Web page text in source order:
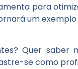
para
um
Quer saber
se como